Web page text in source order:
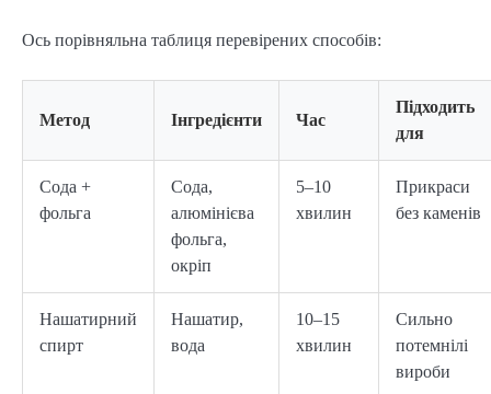
Ось порівняльна таблиця перевірених способів:
Метод Інгредієнти Час
Підходить
для
Сода +
фольга
Сода,
алюмінієва
фольга,
окріп
5–10
хвилин
Прикраси
без каменів
Нашатирний
спирт
Нашатир,
вода
10–15
хвилин
Сильно
потемнілі
вироби